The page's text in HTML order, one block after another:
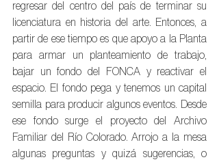
regresar del centro del país de terminar su
licenciatura en historia del arte. Entonces, a
partir de ese tiempo es que apoyo a la Planta
para armar un planteamiento de trabajo,
bajar un fondo del FONCA y reactivar el
espacio. El fondo pega y tenemos un capital
semilla para producir algunos eventos. Desde
ese fondo surge el proyecto del Archivo
Familiar del Río Colorado. Arrojo a la mesa
algunas preguntas y quizá sugerencias, o